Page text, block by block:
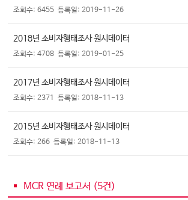
조회수: 6455 등록일: 2019-11-26
2018년 소비자행태조사 원시데이터
조회수: 4708 등록일: 2019-01-25
2017년 소비자행태조사 원시데이터
조회수: 2371 등록일: 2018-11-13
2015년 소비자행태조사 원시데이터
조회수: 266 등록일: 2018-11-13
MCR 연례 보고서 (5건)